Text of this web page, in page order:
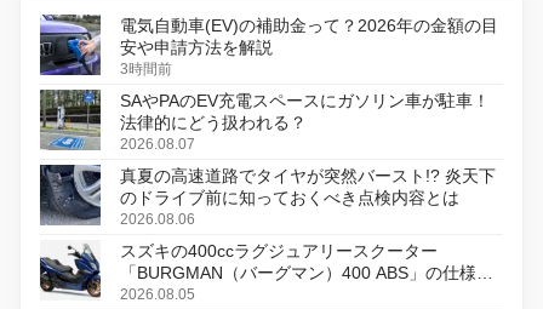
電気自動車(EV)の補助金って？2026年の金額の目
安や申請方法を解説
3時間前
SAやPAのEV充電スペースにガソリン車が駐車！
法律的にどう扱われる？
2026.08.07
真夏の高速道路でタイヤが突然バースト!? 炎天下
のドライブ前に知っておくべき点検内容とは
2026.08.06
スズキの400ccラグジュアリースクーター
「BURGMAN（バーグマン）400 ABS」の仕様を
変更し、8月18日に発売
2026.08.05